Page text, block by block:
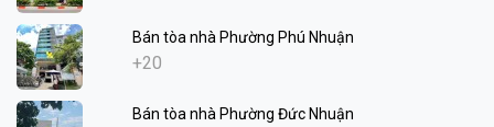
Bán tòa nhà Phường Phú Nhuận
+20
Bán tòa nhà Phường Đức Nhuận